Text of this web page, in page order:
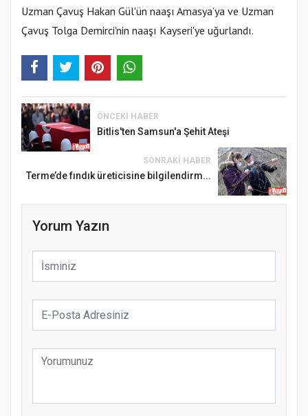
Uzman Çavuş Hakan Gül'ün naaşı Amasya’ya ve Uzman
Çavuş Tolga Demirci'nin naaşı Kayseri'ye uğurlandı.
ÖNCEKI HABER
Bitlis'ten Samsun'a Şehit Ateşi
SONRAKI HABER
Terme’de fındık üreticisine bilgilendirm...
Yorum Yazın